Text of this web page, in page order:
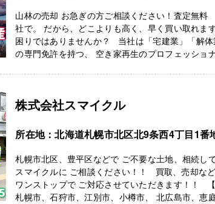
山林の売却 お急ぎの方ご相談ください！査定無
社で。 だから、どこよりも高く、早く買い取れま
困りではありませんか？ 当社は「宅建業」「解
の専門免許を持つ、 空き家再生のプロフェッショ
株式会社スマイクル
所在地：北海道札幌市北区北9条西4丁目1番
札幌市北区、豊平区などで ご不要な土地、相続し
スマイクルに ご相談ください！！ 買取、売却な
ワンストップで ご対応させていただきます！！ 【
札幌市、石狩市、江別市、小樽市、 北広島市、恵